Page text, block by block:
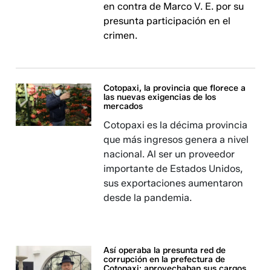
en contra de Marco V. E. por su
presunta participación en el
crimen.
Cotopaxi, la provincia que florece a
las nuevas exigencias de los
mercados
Cotopaxi es la décima provincia
que más ingresos genera a nivel
nacional. Al ser un proveedor
importante de Estados Unidos,
sus exportaciones aumentaron
desde la pandemia.
Así operaba la presunta red de
corrupción en la prefectura de